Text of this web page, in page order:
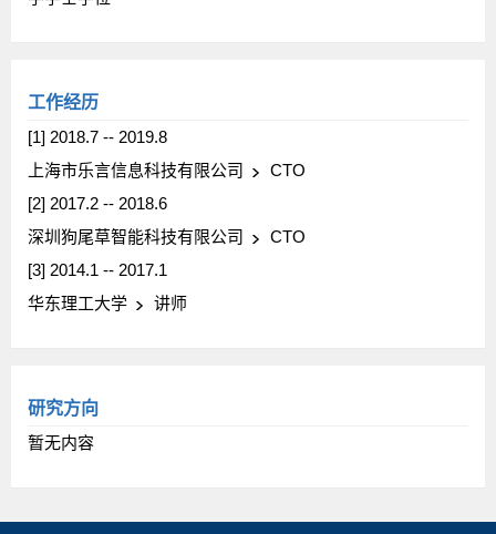
工作经历
[1] 2018.7 -- 2019.8
上海市乐言信息科技有限公司
CTO
[2] 2017.2 -- 2018.6
深圳狗尾草智能科技有限公司
CTO
[3] 2014.1 -- 2017.1
华东理工大学
讲师
研究方向
暂无内容